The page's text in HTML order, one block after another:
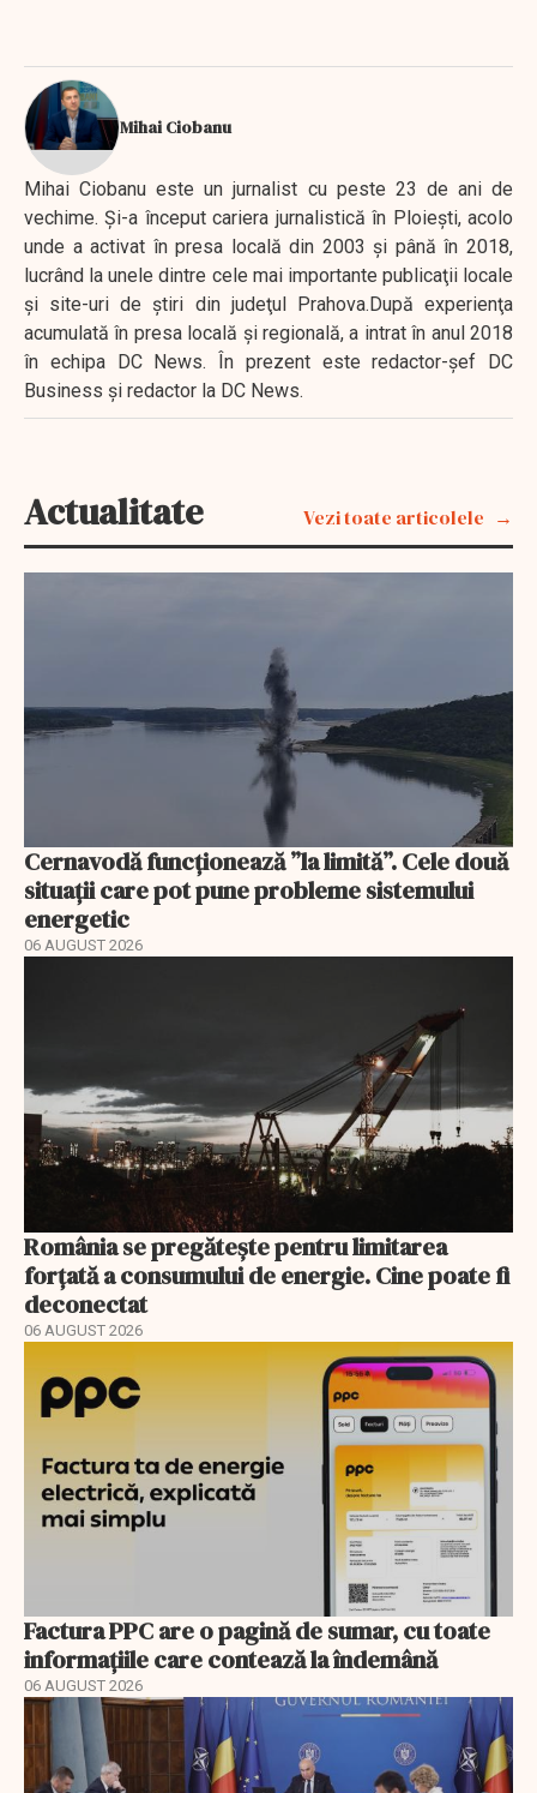
Mihai Ciobanu
Mihai Ciobanu este un jurnalist cu peste 23 de ani de
vechime. Şi-a început cariera jurnalistică în Ploieşti, acolo
unde a activat în presa locală din 2003 şi până în 2018,
lucrând la unele dintre cele mai importante publicaţii locale
şi site-uri de ştiri din judeţul Prahova.După experienţa
acumulată în presa locală şi regională, a intrat în anul 2018
în echipa DC News. În prezent este redactor-şef DC
Business şi redactor la DC News.
Actualitate Vezi toate articolele
Cernavodă funcționează ”la limită”. Cele două
situații care pot pune probleme sistemului
energetic
06 AUGUST 2026
România se pregătește pentru limitarea
forțată a consumului de energie. Cine poate fi
deconectat
06 AUGUST 2026
Factura PPC are o pagină de sumar, cu toate
informațiile care contează la îndemână
06 AUGUST 2026